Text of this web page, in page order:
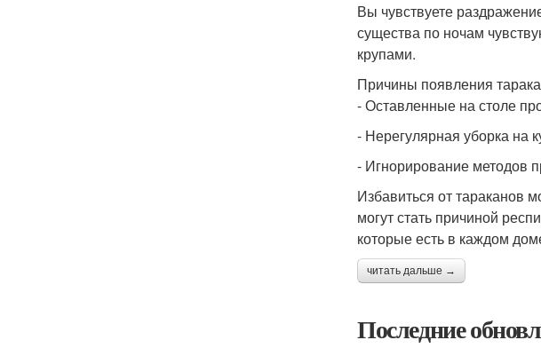
Вы чувствуете
существа по ночам
крупами.
Причины появления
- Оставленные на столе
- Нерегулярная уборка на
- Игнорирование методов
Избавиться от тараканов
могут стать причиной
которые есть в каждом
читать дальше →
Последние